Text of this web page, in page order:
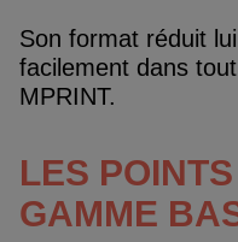
Son format réduit
facilement dans
MPRINT.
LES
GAMME